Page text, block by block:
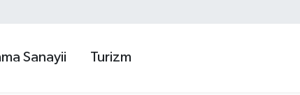
Sanayii Turizm